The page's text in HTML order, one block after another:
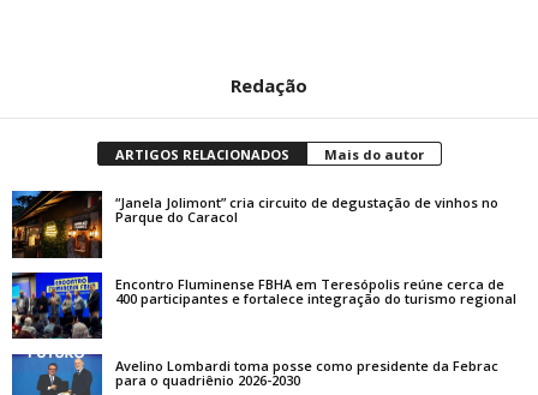
Redação
ARTIGOS RELACIONADOS Mais do autor
“Janela Jolimont” cria circuito de degustação de vinhos no
Parque do Caracol
Encontro Fluminense FBHA em Teresópolis reúne cerca de
400 participantes e fortalece integração do turismo regional
Avelino Lombardi toma posse como presidente da Febrac
para o quadriênio 2026-2030